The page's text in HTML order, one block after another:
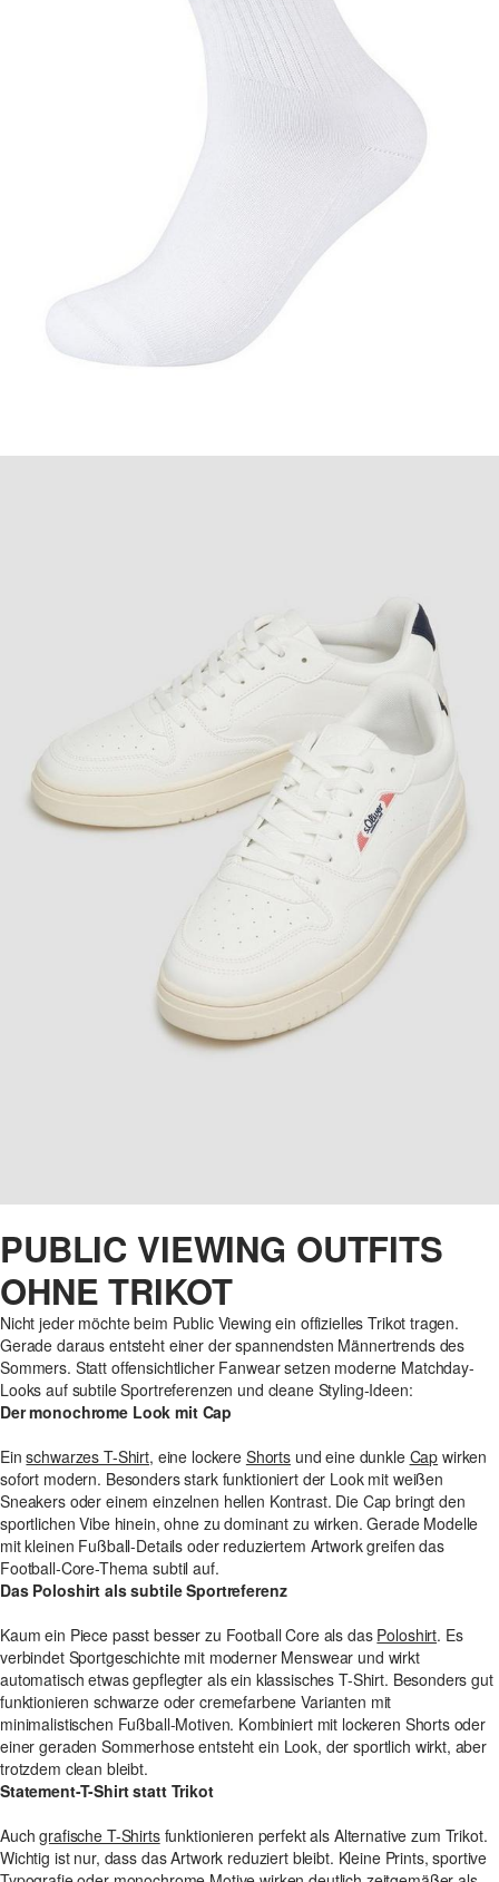
PUBLIC VIEWING OUTFITS
OHNE TRIKOT
Nicht jeder möchte beim Public Viewing ein offizielles Trikot tragen.
Gerade daraus entsteht einer der spannendsten Männertrends des
Sommers. Statt offensichtlicher Fanwear setzen moderne Matchday-
Looks auf subtile Sportreferenzen und cleane Styling-Ideen:
Der monochrome Look mit Cap
Einschwarzes T-Shirt, eine lockere Shortsund eine dunkle Cap wirken
sofort modern. Besonders stark funktioniert der Look mit weißen
Sneakers oder einem einzelnen hellen Kontrast. Die Cap bringt den
sportlichen Vibe hinein, ohne zu dominant zu wirken. Gerade Modelle
mit kleinen Fußball-Details oder reduziertem Artwork greifen das
Football-Core-Thema subtil auf.
Das Poloshirt als subtile Sportreferenz
Kaum ein Piece passt besser zu Football Core als das Poloshirt. Es
verbindet Sportgeschichte mit moderner Menswear und wirkt
automatisch etwas gepflegter als ein klassisches T-Shirt. Besonders gut
funktionieren schwarze oder cremefarbene Varianten mit
minimalistischen Fußball-Motiven. Kombiniert mit lockeren Shorts oder
einer geraden Sommerhose entsteht ein Look, der sportlich wirkt, aber
trotzdem clean bleibt.
Statement-T-Shirt statt Trikot
Auchgrafische T-Shirtsfunktionieren perfekt als Alternative zum Trikot.
Wichtig ist nur, dass das Artwork reduziert bleibt. Kleine Prints, sportive